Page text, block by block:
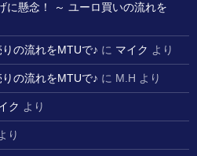
に懸念！ ～ ユーロ買いの流れを
の流れをMTUで♪ に マイク より
の流れをMTUで♪ に M.H より
ク より
り